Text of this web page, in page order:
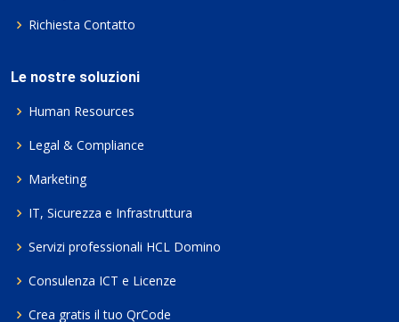
Richiesta Contatto
Le nostre soluzioni
Human Resources
Legal & Compliance
Marketing
IT, Sicurezza e Infrastruttura
Servizi professionali HCL Domino
Consulenza ICT e Licenze
Crea gratis il tuo QrCode